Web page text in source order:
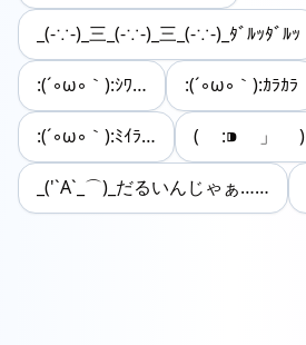
_(-∵-)_三_(-∵-)_三_(-∵-)_ﾀﾞﾙｯﾀﾞﾙｯ
:(´◦ω◦｀):ｼﾜ… :(´◦ω◦｀):ｶﾗｶﾗ
:(´◦ω◦｀):ﾐｲﾗ… ( :⁍ 」 )
_('`A`_⌒)_だるいんじゃぁ……